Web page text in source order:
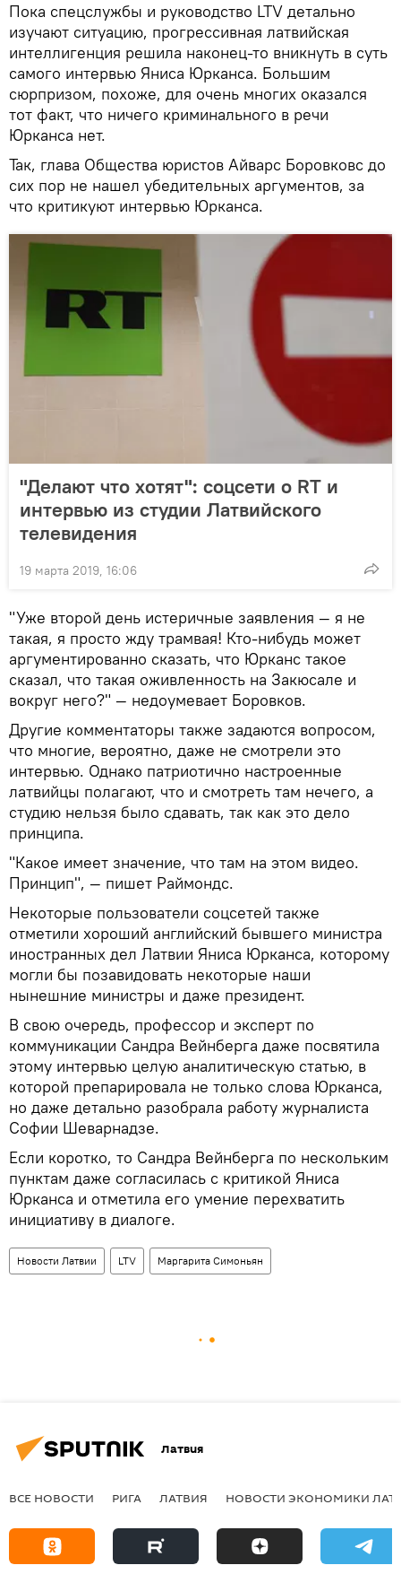
Пока спецслужбы и руководство LTV детально
изучают ситуацию, прогрессивная латвийская
интеллигенция решила наконец-то вникнуть в суть
самого интервью Яниса Юрканса. Большим
сюрпризом, похоже, для очень многих оказался
тот факт, что ничего криминального в речи
Юрканса нет.
Так, глава Общества юристов Айварс Боровковс до
сих пор не нашел убедительных аргументов, за
что критикуют интервью Юрканса.
"Делают что хотят": соцсети о RT и
интервью из студии Латвийского
телевидения
19 марта 2019, 16:06
"Уже второй день истеричные заявления — я не
такая, я просто жду трамвая! Кто-нибудь может
аргументированно сказать, что Юрканс такое
сказал, что такая оживленность на Закюсале и
вокруг него?" — недоумевает Боровков.
Другие комментаторы также задаются вопросом,
что многие, вероятно, даже не смотрели это
интервью. Однако патриотично настроенные
латвийцы полагают, что и смотреть там нечего, а
студию нельзя было сдавать, так как это дело
принципа.
"Какое имеет значение, что там на этом видео.
Принцип", — пишет Раймондс.
Некоторые пользователи соцсетей также
отметили хороший английский бывшего министра
иностранных дел Латвии Яниса Юрканса, которому
могли бы позавидовать некоторые наши
нынешние министры и даже президент.
В свою очередь, профессор и эксперт по
коммуникации Сандра Вейнберга даже посвятила
этому интервью целую аналитическую статью, в
которой препарировала не только слова Юрканса,
но даже детально разобрала работу журналиста
Софии Шеварнадзе.
Если коротко, то Сандра Вейнберга по нескольким
пунктам даже согласилась с критикой Яниса
Юрканса и отметила его умение перехватить
инициативу в диалоге.
Новости Латвии LTV Маргарита Симоньян
Латвия
ВСЕ НОВОСТИ РИГА ЛАТВИЯ НОВОСТИ ЭКОНОМИКИ